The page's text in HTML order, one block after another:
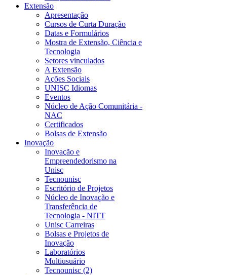
Extensão
Apresentação
Cursos de Curta Duração
Datas e Formulários
Mostra de Extensão, Ciência e
Tecnologia
Setores vinculados
A Extensão
Ações Sociais
UNISC Idiomas
Eventos
Núcleo de Ação Comunitária -
NAC
Certificados
Bolsas de Extensão
Inovação
Inovação e
Empreendedorismo na
Unisc
Tecnounisc
Escritório de Projetos
Núcleo de Inovação e
Transferência de
Tecnologia - NITT
Unisc Carreiras
Bolsas e Projetos de
Inovação
Laboratórios
Multiusuário
Tecnounisc (2)